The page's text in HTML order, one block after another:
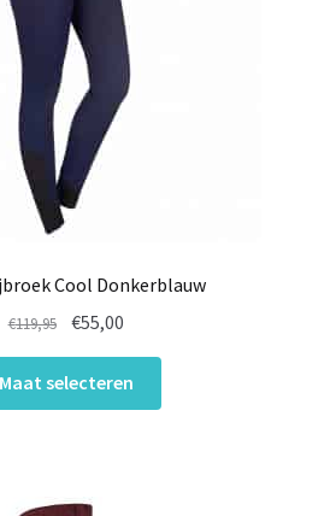
Cool Donkerblauw
€119,95
Oorspronkelijke
was:
€119,95.
€55,00
is:
€55,00.
Maat selecteren